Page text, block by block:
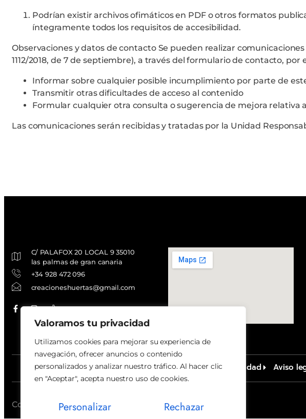
Valoramos tu privacidad
Utilizamos cookies para mejorar su experiencia de
navegación, ofrecer anuncios o contenido
personalizados y analizar nuestro tráfico. Al hacer clic
en "Aceptar", acepta nuestro uso de cookies.
Personalizar Rechazar
Podrían existir archivos ofimáticos en PDF o otros formatos
íntegramente todos los requisitos de accesibilidad.
Observaciones y datos de contacto Se pueden realizar
1112/2018, de 7 de septiembre), a través del formulario de contacto, por
Informar sobre cualquier posible incumplimiento por parte de
Transmitir otras dificultades de acceso al contenido
Formular cualquier otra consulta o sugerencia de mejora relativa
Las comunicaciones serán recibidas y tratadas por la Unidad
C/ PALAFOX 20 LOCAL 9 35010
las palmas de gran canaria
+34 928 472 096
creacioneshuertas@gmail.com
Accesibilidad Aviso
Copyright © 2024 | Derechos reservados